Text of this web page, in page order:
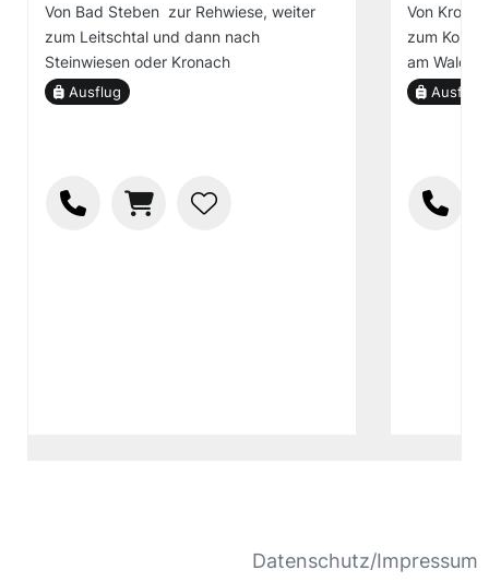
Von Bad Steben zur Rehwiese, weiter
zum Leitschtal und dann nach
Steinwiesen oder Kronach
Ausflug
Von
zum
am Wald.
Ausflug
Datenschutz/Impressum